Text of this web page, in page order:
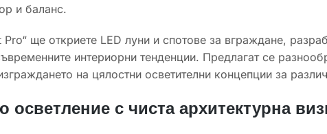
и баланс.
Pro“ ще откриете LED луни и спотове за вграждане,
интериорни тенденции. Предлагат се
на цялостни осветителни концепции за
осветление с чиста архитектурна